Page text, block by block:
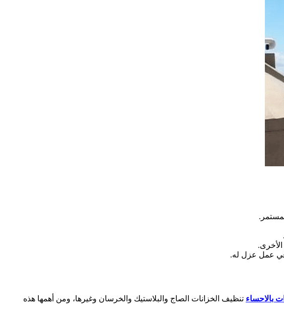
عمل عزل له.
بالاحساء تنظيف الخزانات الصاج والبلاستيك والخرسان وغيرها، ومن أهمها هذه